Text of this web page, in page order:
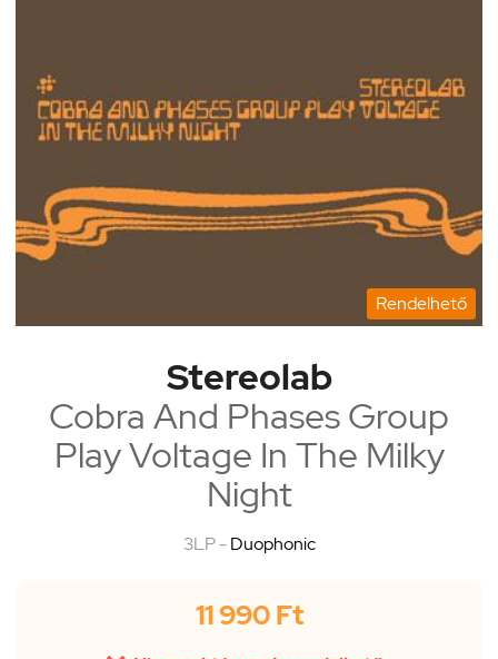
Rendelhető
Stereolab
Cobra And Phases Group
Play Voltage In The Milky
Night
3LP -Duophonic
11 990 Ft